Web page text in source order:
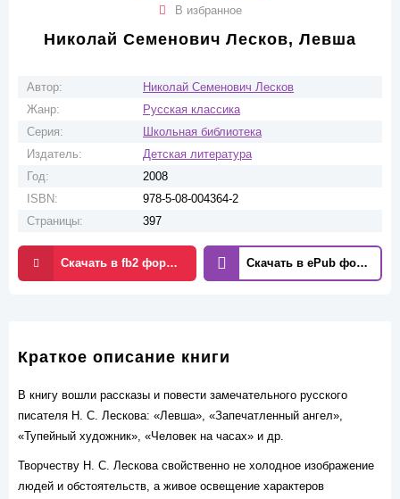
В избранное
Николай Семенович Лесков, Левша
Автор:
Николай Семенович Лесков
Жанр:
Русская классика
Серия:
Школьная библиотека
Издатель:
Детская литература
Год:
2008
ISBN:
978-5-08-004364-2
Страницы:
397
Скачать в fb2 формате Скачать в ePub формате
Краткое описание книги
В книгу вошли рассказы и повести замечательного русского
писателя H. С. Лескова: «Левша», «Запечатленный ангел»,
«Тупейный художник», «Человек на часах» и др.
Творчеству H. С. Лескова свойственно не холодное изображение
людей и обстоятельств, а живое освещение характеров